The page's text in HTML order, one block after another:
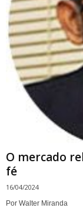
O mercado
fé
16/04/2024
Por Walter Miranda